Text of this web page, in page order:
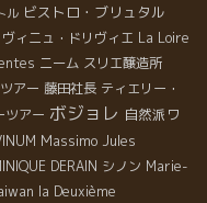
ル ビストロ・ブリュタル
ヴィニュ・ドリヴィエ La Loire
ニーム スリエ醸造所
アー 藤田社長 ティエリー・
ツアー ボジョレ 自然派ワ
Massimo Jules
DERAIN シノン Marie-
la Deuxième